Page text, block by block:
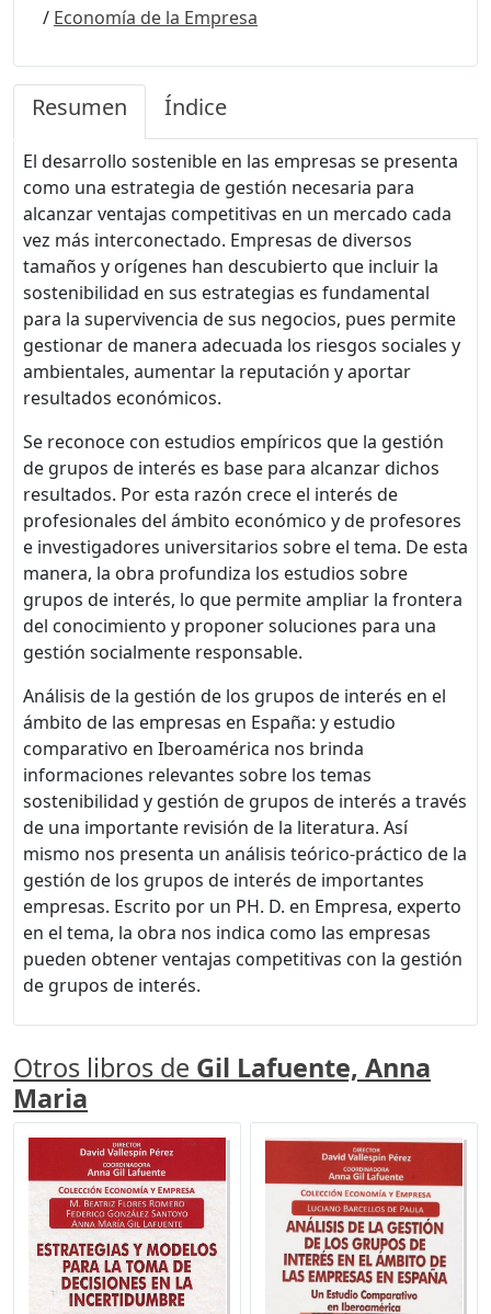
/ Economía de la Empresa
Resumen Índice
El desarrollo sostenible en las empresas se presenta
como una estrategia de gestión necesaria para
alcanzar ventajas competitivas en un mercado cada
vez más interconectado. Empresas de diversos
tamaños y orígenes han descubierto que incluir la
sostenibilidad en sus estrategias es fundamental
para la supervivencia de sus negocios, pues permite
gestionar de manera adecuada los riesgos sociales y
ambientales, aumentar la reputación y aportar
resultados económicos.
Se reconoce con estudios empíricos que la gestión
de grupos de interés es base para alcanzar dichos
resultados. Por esta razón crece el interés de
profesionales del ámbito económico y de profesores
e investigadores universitarios sobre el tema. De esta
manera, la obra profundiza los estudios sobre
grupos de interés, lo que permite ampliar la frontera
del conocimiento y proponer soluciones para una
gestión socialmente responsable.
Análisis de la gestión de los grupos de interés en el
ámbito de las empresas en España: y estudio
comparativo en Iberoamérica nos brinda
informaciones relevantes sobre los temas
sostenibilidad y gestión de grupos de interés a través
de una importante revisión de la literatura. Así
mismo nos presenta un análisis teórico-práctico de la
gestión de los grupos de interés de importantes
empresas. Escrito por un PH. D. en Empresa, experto
en el tema, la obra nos indica como las empresas
pueden obtener ventajas competitivas con la gestión
de grupos de interés.
Otros libros de Gil Lafuente, Anna
Maria